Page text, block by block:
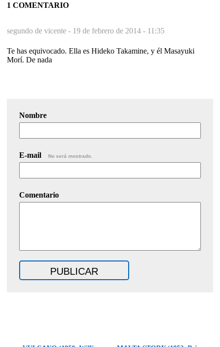
1 COMENTARIO
segundo de vicente - 19 de febrero de 2014 - 11:35
Te has equivocado. Ella es Hideko Takamine, y él Masayuki
Morí. De nada
Nombre
E-mail No será mostrado.
Comentario